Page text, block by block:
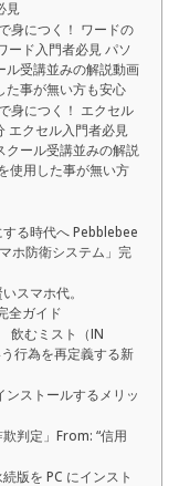
見
身につく！ ワードの
ード入門者必見 パソ
ル受講並みの解説動画
た事が無い方も安心
身につく！ エクセル
エクセル入門者必見
クール受講並みの解説
使用した事が無い方
る時代へ Pebblebee
ホ防衛システム」完
スマホ代。
全ガイド
飲むミスト（IN
行為を再定義する新
ストールするメリッ
判定」From: “信用
版を PC にインスト